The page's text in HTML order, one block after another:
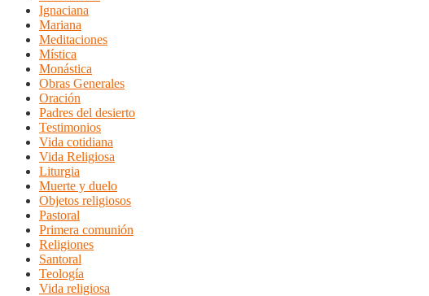
Ignaciana
Mariana
Meditaciones
Mística
Monástica
Obras Generales
Oración
Padres del desierto
Testimonios
Vida cotidiana
Vida Religiosa
Liturgia
Muerte y duelo
Objetos religiosos
Pastoral
Primera comunión
Religiones
Santoral
Teología
Vida religiosa